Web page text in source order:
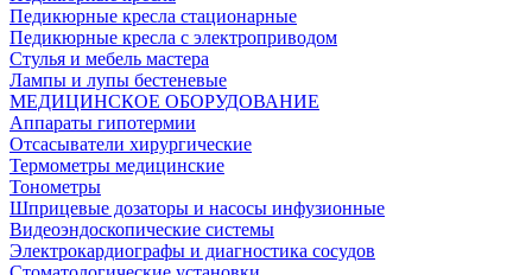
Педикюрные кресла стационарные
Педикюрные кресла с электроприводом
Стулья и мебель мастера
Лампы и лупы бестеневые
МЕДИЦИНСКОЕ ОБОРУДОВАНИЕ
Аппараты гипотермии
Отсасыватели хирургические
Термометры медицинские
Тонометры
Шприцевые дозаторы и насосы инфузионные
Видеоэндоскопические системы
Электрокардиографы и диагностика сосудов